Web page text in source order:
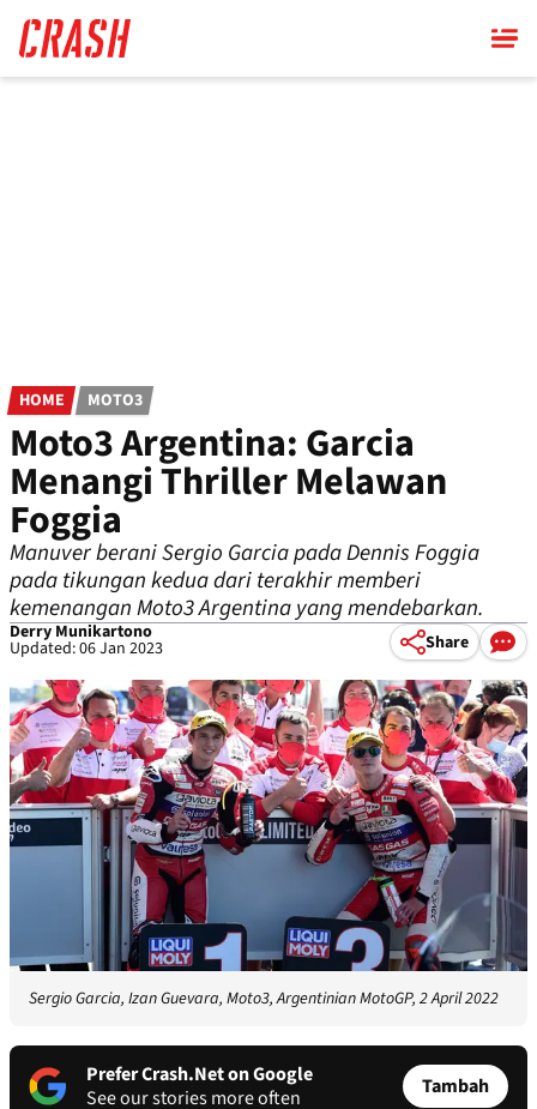
main
content
HOME MOTO3
Moto3 Argentina: Garcia
Menangi Thriller Melawan
Foggia
Manuver berani Sergio Garcia pada Dennis Foggia
pada tikungan kedua dari terakhir memberi
kemenangan Moto3 Argentina yang mendebarkan.
Derry Munikartono
Updated: 06 Jan 2023 Share
Sergio Garcia, Izan Guevara, Moto3, Argentinian MotoGP, 2 April 2022
Prefer Crash.Net on Google
See our stories more often
Tambah